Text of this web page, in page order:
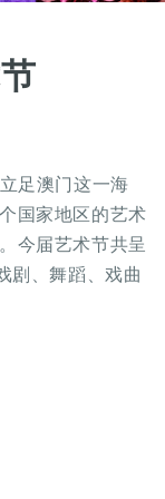
足澳门这一海
国家地区的艺术
今届艺术节共呈
剧、舞蹈、戏曲